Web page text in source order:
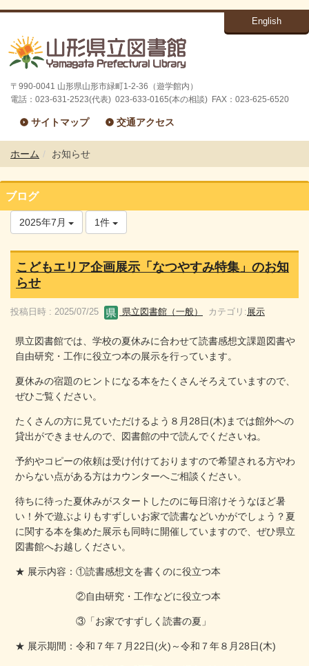
English
〒990-0041 山形県山形市緑町1-2-36（遊学館内）
電話：023-631-2523(代表) 023-633-0165(本の相談) FAX：023-625-6520
サイトマップ 交通アクセス
ホーム お知らせ
ブログ
2025年7月 1件
こどもエリア企画展示「なつやすみ特集」のお知
らせ
投稿日時 : 2025/07/25 県立図書館（一般） カテゴリ:展示
県立図書館では、学校の夏休みに合わせて読書感想文課題図書や
自由研究・工作に役立つ本の展示を行っています。
夏休みの宿題のヒントになる本をたくさんそろえていますので、
ぜひご覧ください。
たくさんの方に見ていただけるよう８月28日(木)までは館外への
貸出ができませんので、図書館の中で読んでくださいね。
予約やコピーの依頼は受け付けておりますので希望される方やわ
からない点がある方はカウンターへご相談ください。
待ちに待った夏休みがスタートしたのに毎日溶けそうなほど暑
い！外で遊ぶよりもすずしいお家で読書などいかがでしょう？夏
に関する本を集めた展示も同時に開催していますので、ぜひ県立
図書館へお越しください。
★ 展示内容：①読書感想文を書くのに役立つ本
②自由研究・工作などに役立つ本
③「お家ですずしく読書の夏」
★ 展示期間：令和７年７月22日(火)～令和７年８月28日(木)